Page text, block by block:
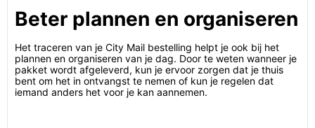
Beter plannen en organiseren
Het traceren van je City Mail bestelling helpt je ook bij het
plannen en organiseren van je dag. Door te weten wanneer je
pakket wordt afgeleverd, kun je ervoor zorgen dat je thuis
bent om het in ontvangst te nemen of kun je regelen dat
iemand anders het voor je kan aannemen.